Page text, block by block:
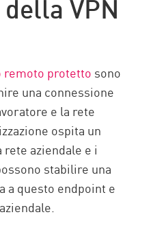
in cloud
remoto protetto sono
una connessione
e la rete
ospita un
aziendale e i
stabilire una
a questo endpoint e